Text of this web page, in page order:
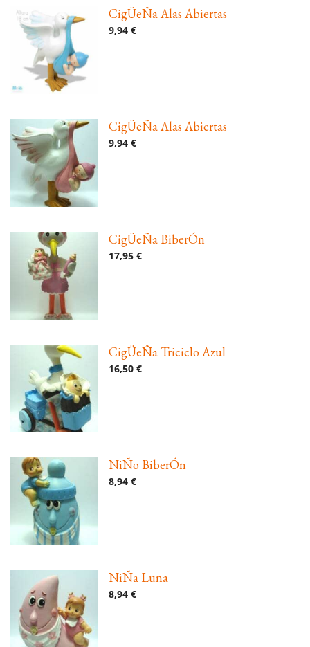
CigÜeÑa Alas Abiertas
9,94 €
CigÜeÑa Alas Abiertas
9,94 €
CigÜeÑa BiberÓn
17,95 €
CigÜeÑa Triciclo Azul
16,50 €
NiÑo BiberÓn
8,94 €
NiÑa Luna
8,94 €